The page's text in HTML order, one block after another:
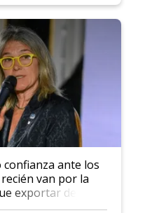
ante los
van por la
exportar dejó de
"Tenemos un